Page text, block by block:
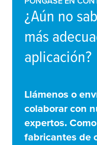
¿Aún no
más
aplicación?
Llámenos o
colaborar con
expertos.
fabricantes de